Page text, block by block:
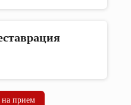
на прием